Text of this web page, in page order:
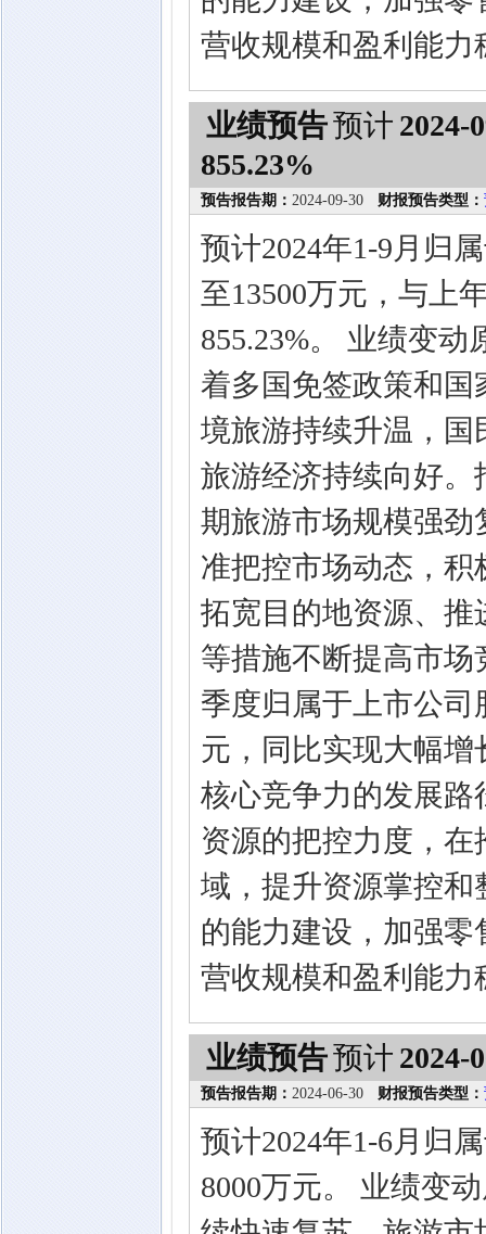
营收规模和盈利能力
业绩预告预计 2024-
855.23%
预告报告期： 2024-09-30 财报预告类型：
预计2024年1-9月归
至13500万元，与上
855.23%。 业绩变
着多国免签政策和
境旅游持续升温，
旅游经济持续向好
期旅游市场规模强
准把控市场动态，
拓宽目的地资源、
等措施不断提高市场
季度归属于上市公司
元，同比实现大幅
核心竞争力的发展
资源的把控力度，
域，提升资源掌控
的能力建设，加强
营收规模和盈利能力
业绩预告预计 2024-
预告报告期： 2024-06-30 财报预告类型：
预计2024年1-6月归
8000万元。 业绩变